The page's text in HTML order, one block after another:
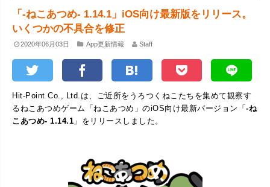
「-ねこあつめ- 1.14.1」iOS向け最新版をリリース。
いくつかの不具合を修正
2020年06月03日 App更新情報 Staff
Hit-Point Co., Ltd.は、ご近所をうろつくねこたちを集めて観察す
るねこあつめゲーム「ねこあつめ」のiOS向け最新バージョン「-ね
こあつめ- 1.14.1 」をリリースしました。